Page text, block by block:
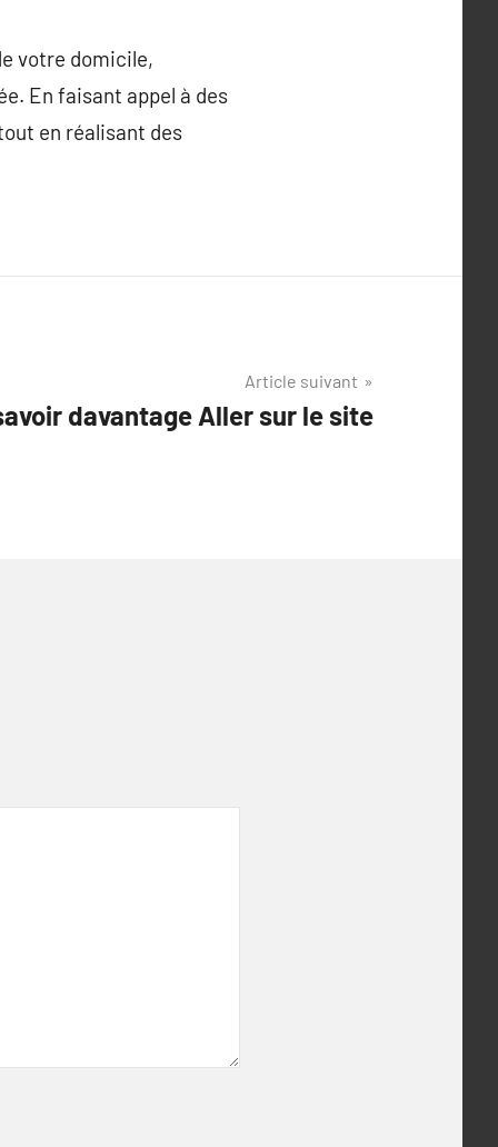
votre domicile,
En faisant appel à des
en réalisant des
Article suivant
davantage Aller sur le site